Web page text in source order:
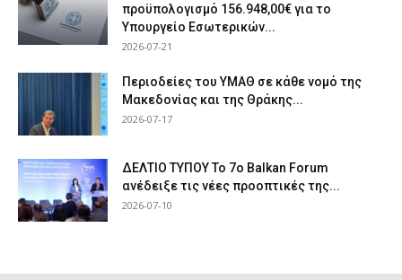
προϋπολογισμό 156.948,00€ για το
Υπουργείο Εσωτερικών...
2026-07-21
Περιοδείες του ΥΜΑΘ σε κάθε νομό της
Μακεδονίας και της Θράκης...
2026-07-17
ΔΕΛΤΙΟ ΤΥΠΟΥ Το 7ο Balkan Forum
ανέδειξε τις νέες προοπτικές της...
2026-07-10